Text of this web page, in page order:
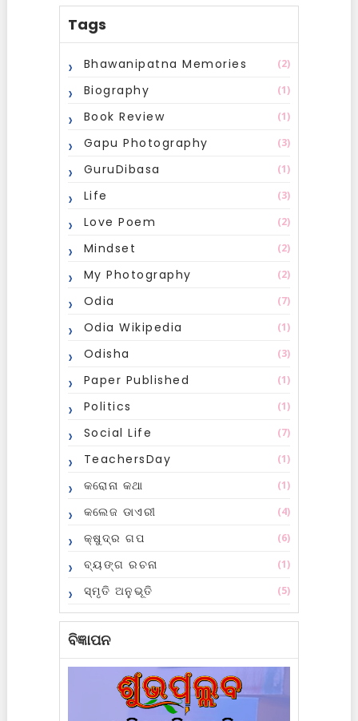
Tags
Bhawanipatna Memories (2)
Biography (1)
Book Review (1)
Gapu Photography (3)
GuruDibasa (1)
Life (3)
Love Poem (2)
Mindset (2)
My Photography (2)
Odia (7)
Odia Wikipedia (1)
Odisha (3)
Paper Published (1)
Politics (1)
Social Life (7)
TeachersDay (1)
କରୋନା କଥା (1)
କଲେଜ ଡାଏରୀ (4)
କ୍ଷୁଦ୍ର ଗପ (6)
ବ୍ୟଙ୍ଗ ରଚନା (1)
ସ୍ମୃତି ଅନୁଭୂତି (5)
ବିଜ୍ଞାପନ